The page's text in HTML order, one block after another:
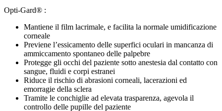
Opti-Gard® :
Mantiene il film lacrimale, e facilita la normale umidificazione
corneale
Previene l’essicamento delle superfici oculari in mancanza di
ammiccamento spontaneo delle palpebre
Protegge gli occhi del paziente sotto anestesia dal contatto con
sangue, fluidi e corpi estranei
Riduce il rischio di abrasioni corneali, lacerazioni ed
emorragie della sclera
Tramite le conchiglie ad elevata trasparenza, agevola il
controllo delle pupille del paziente